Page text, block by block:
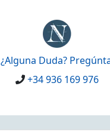
¿Alguna Duda?
+34 936 169 976